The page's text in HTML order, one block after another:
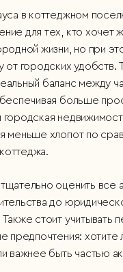
в коттеджном
для тех, кто хочет
жизни, но при
от городских удобств.
баланс между
больше
меньше хлопот по
оценить все
до
стоит учитывать
предпочтения:
важнее быть частью